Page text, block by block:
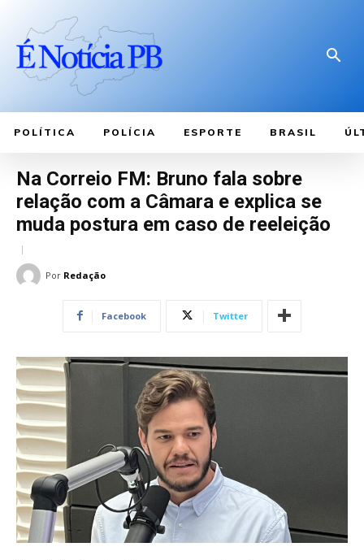
POLÍTICA POLÍCIA ESPORTE BRASIL
Na Correio FM: Bruno fala sobre
relação com a Câmara e explica se
muda postura em caso de reeleição
Por Redação
Facebook Twitter